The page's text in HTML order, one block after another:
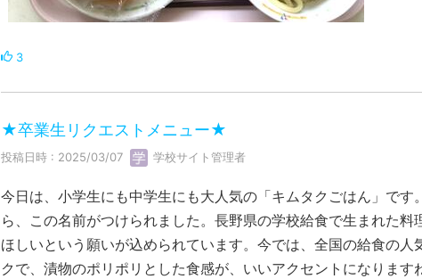
3
★卒業生リクエストメニュー★
投稿日時 : 2025/03/07 学校サイト管理者
今日は、小学生にも中学生にも大人気の「キムタクごはん」で
ら、この名前がつけられました。長野県の学校給食で生まれた
ほしいという願いが込められています。今では、全国の給食の
クで、漬物のポリポリとした食感が、いいアクセントになりま